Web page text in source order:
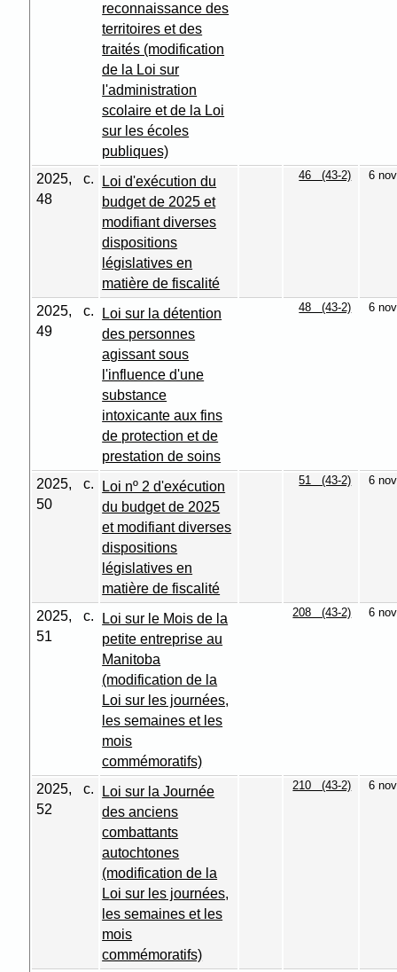
reconnaissance des
territoires et des
traités (modification
de la Loi sur
l'administration
scolaire et de la Loi
sur les écoles
publiques)
2025, c.
48
Loi d'exécution du
budget de 2025 et
modifiant diverses
dispositions
législatives en
matière de fiscalité
46 (43-2) 6
2025, c.
49
Loi sur la détention
des personnes
agissant sous
l'influence d'une
substance
intoxicante aux fins
de protection et de
prestation de soins
48 (43-2) 6
2025, c.
50
Loi nº 2 d'exécution
du budget de 2025
et modifiant diverses
dispositions
législatives en
matière de fiscalité
51 (43-2) 6
2025, c.
51
Loi sur le Mois de la
petite entreprise au
Manitoba
(modification de la
Loi sur les journées,
les semaines et les
mois
commémoratifs)
208 (43-2) 6
2025, c.
52
Loi sur la Journée
des anciens
combattants
autochtones
(modification de la
Loi sur les journées,
les semaines et les
mois
commémoratifs)
210 (43-2) 6